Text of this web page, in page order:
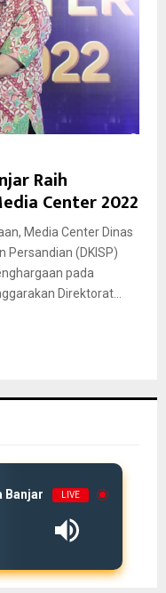
Raih
Center 2022
Media Center Dinas
Persandian (DKISP)
pada
Direktorat...
Banjar LIVE